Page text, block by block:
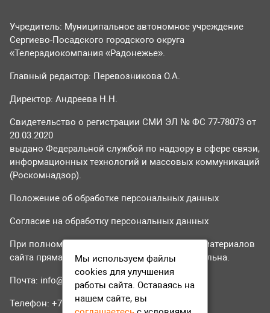
Учредитель: Муниципальное автономное учреждение
Сергиево-Посадского городского округа
«Телерадиокомпания «Радонежье».
Главный редактор: Перевозникова О.А.
Директор: Андреева Н.Н.
Свидетельство о регистрации СМИ ЭЛ № ФС 77-78073 от
20.03.2020
выдано Федеральной службой по надзору в сфере связи,
информационных технологий и массовых коммуникаций
(Роскомнадзор).
Положение об обработке персональных данных
Согласие на обработку персональных данных
При полном или частичном использовании материалов
сайта прямая гиперссылка на tvr24.tv обязательна.
Почта: info@tvr24.tv
Телефон: +7 (496) 551-04-95
Мы используем файлы
cookies для улучшения
работы сайта. Оставаясь на
нашем сайте, вы